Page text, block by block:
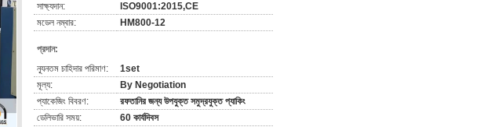
সাক্ষ্যদান:
ISO9001:2015,CE
মডেল নম্বার:
HM800-12
প্রদান:
ন্যূনতম চাহিদার পরিমাণ:
1set
মূল্য:
By Negotiation
প্যাকেজিং বিবরণ:
রফতানির জন্য উপযুক্ত সমুদ্রযুক্ত প্যাকিং
ডেলিভারি সময়:
60 কার্যদিবস